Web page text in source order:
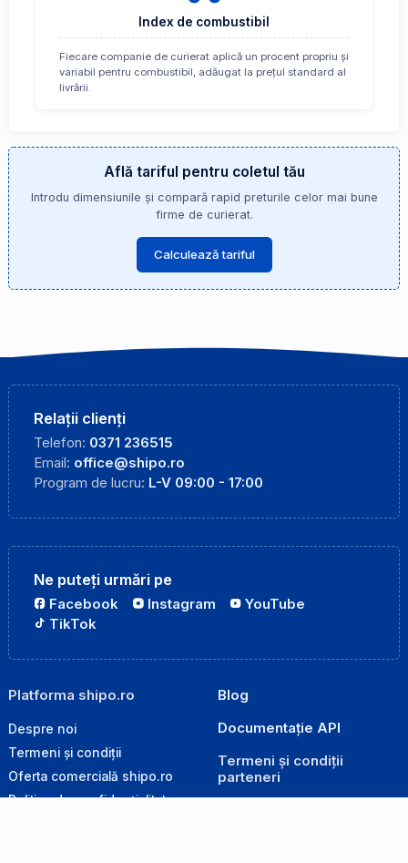
Index de combustibil
Fiecare companie de curierat aplică un procent propriu și
variabil pentru combustibil, adăugat la prețul standard al
livrării.
Află tariful pentru coletul tău
Introdu dimensiunile și compară rapid preturile celor mai bune
firme de curierat.
Calculează tariful
Relații clienți
Telefon: 0371 236515
Email: office@shipo.ro
Program de lucru: L-V 09:00 - 17:00
Ne puteți urmări pe
Facebook Instagram
YouTube
TikTok
Platforma shipo.ro
Despre noi
Termeni și condiții
Oferta comercială shipo.ro
Politica de confidențialitate
Blog
Documentație API
Termeni și condiții
parteneri